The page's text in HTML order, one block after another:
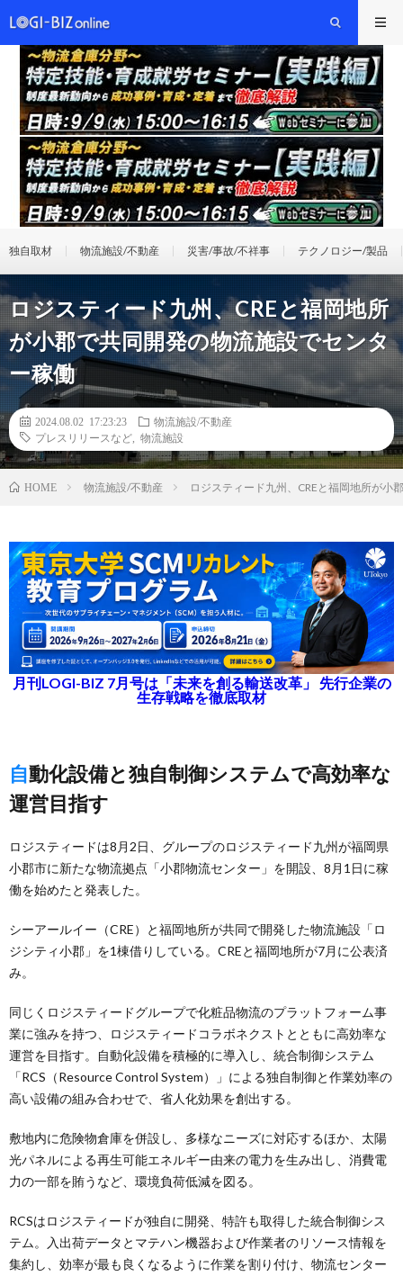
独自取材 物流施設/不動産 災害/事故/不祥事 テクノロジー/製品
ロジスティード九州、CREと福岡地所
が小郡で共同開発の物流施設でセンタ
ー稼働
2024.08.02 17:23:23
物流施設/不動産
プレスリリースなど
物流施設
HOME 物流施設/不動産 ロジスティード九州、CREと福岡地所が小
月刊LOGI-BIZ 7月号は「未来を創る輸送改革」 先行企業の
生存戦略を徹底取材
自動化設備と独自制御システムで高効率な
運営目指す
ロジスティードは8月2日、グループのロジスティード九州が福岡県
小郡市に新たな物流拠点「小郡物流センター」を開設、8月1日に稼
働を始めたと発表した。
シーアールイー（CRE）と福岡地所が共同で開発した物流施設「ロ
ジシティ小郡」を1棟借りしている。CREと福岡地所が7月に公表済
み。
同じくロジスティードグループで化粧品物流のプラットフォーム事
業に強みを持つ、ロジスティードコラボネクストとともに高効率な
運営を目指す。自動化設備を積極的に導入し、統合制御システム
「RCS（Resource Control System）」による独自制御と作業効率の
高い設備の組み合わせで、省人化効果を創出する。
敷地内に危険物倉庫を併設し、多様なニーズに対応するほか、太陽
光パネルによる再生可能エネルギー由来の電力を生み出し、消費電
力の一部を賄うなど、環境負荷低減を図る。
RCSはロジスティードが独自に開発、特許も取得した統合制御シス
テム。入出荷データとマテハン機器および作業者のリソース情報を
集約し、効率が最も良くなるように作業を割り付け、物流センター